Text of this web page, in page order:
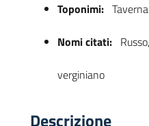
Toponimi: Taverna
Nomi citati:
verginiano
Descrizione